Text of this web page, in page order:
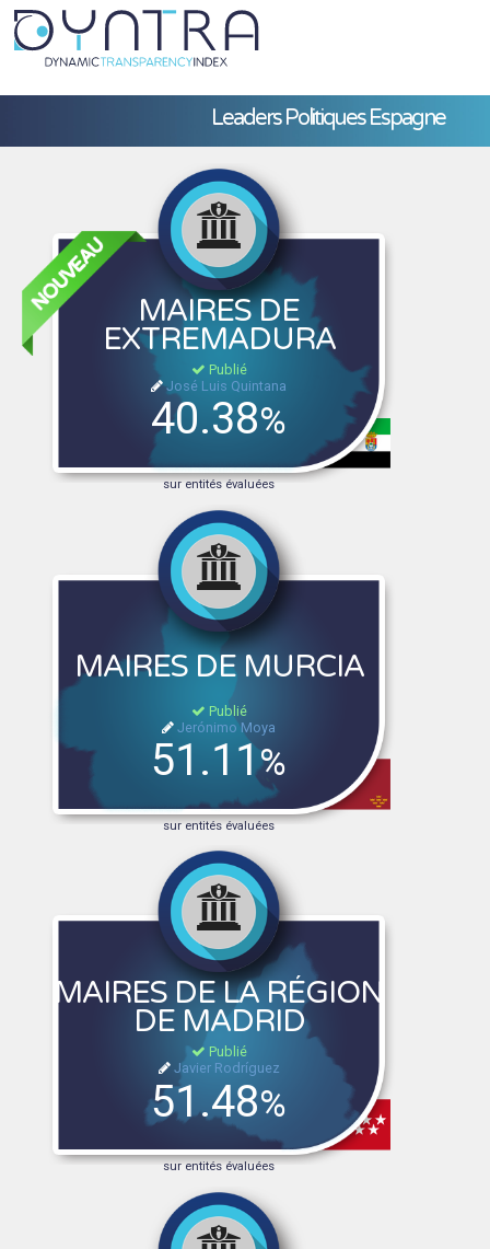
Leaders Politiques Espagne
MAIRES DE
EXTREMADURA
Publié
José Luis Quintana
40.38%
sur entités évaluées
MAIRES DE MURCIA
Publié
Jerónimo Moya
51.11%
sur entités évaluées
MAIRES DE LA RÉGION
DE MADRID
Publié
Javier Rodríguez
51.48%
sur entités évaluées